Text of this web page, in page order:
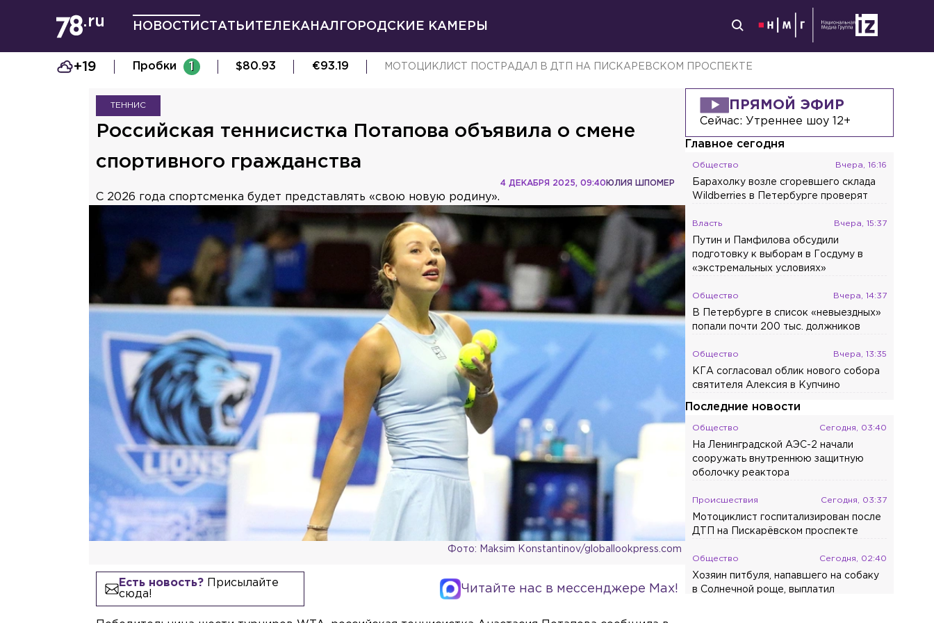
НОВОСТИ СТАТЬИ ТЕЛЕКАНАЛ ГОРОДСКИЕ КАМЕРЫ
+19 Пробки 1 $80.93 €93.19 МОТОЦИКЛИСТ ПОСТРАДАЛ В ДТП НА ПИСКАРЕВСКОМ ПРОСПЕКТЕ
ТЕННИС
Российская теннисистка Потапова объявила о смене
спортивного гражданства
ЮЛИЯ ШПОМЕР
4 ДЕКАБРЯ 2025, 09:40
С 2026 года спортсменка будет представлять «свою новую родину».
Фото: Maksim Konstantinov/globallookpress.com
Есть новость?Присылайте
сюда!
Читайте нас в мессенджере Max!
ПРЯМОЙ ЭФИР
Сейчас: Утреннее шоу 12+
Главное сегодня
Общество Вчера, 16:16
Барахолку возле сгоревшего склада
Wildberries в Петербурге проверят
Власть Вчера, 15:37
Путин и Памфилова обсудили
подготовку к выборам в Госдуму в
«экстремальных условиях»
Общество Вчера, 14:37
В Петербурге в список «невыездных»
попали почти 200 тыс. должников
Общество Вчера, 13:35
КГА согласовал облик нового собора
святителя Алексия в Купчино
Последние новости
Общество Сегодня, 03:40
На Ленинградской АЭС-2 начали
сооружать внутреннюю защитную
оболочку реактора
Происшествия Сегодня, 03:37
Мотоциклист госпитализирован после
ДТП на Пискарёвском проспекте
Общество Сегодня, 02:40
Хозяин питбуля, напавшего на собаку
в Солнечной роще, выплатил